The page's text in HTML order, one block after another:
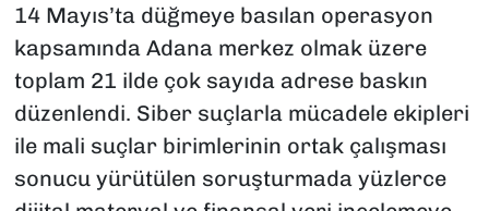
14 Mayıs’ta düğmeye basılan operasyon
kapsamında Adana merkez olmak üzere
toplam 21 ilde çok sayıda adrese baskın
düzenlendi. Siber suçlarla mücadele ekipleri
ile mali suçlar birimlerinin ortak çalışması
sonucu yürütülen soruşturmada yüzlerce